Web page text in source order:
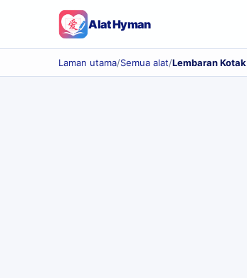
Alat Hyman
Laman utama/Semua alat/Lembaran